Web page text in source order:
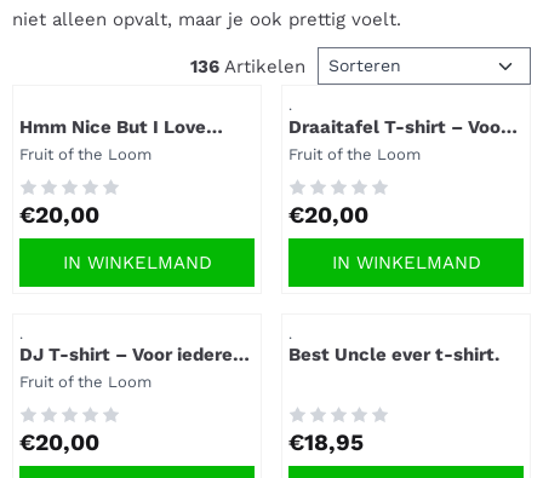
niet alleen opvalt, maar je ook prettig voelt.
136 Artikelen Sorteermethode
Hmm Nice But I Love
Amsterdam T-shirt
Merk:
Fruit of the Loom
Prijs: 20,00
€20,00
IN WINKELMAND
Artikelnummer
.
Draaitafel T-shirt – Voor
de echte vinyl- en
Merk:
Fruit of the Loom
Prijs: 20,00
€20,00
IN WINKELMAND
.
DJ T-shirt – Voor iedereen
met ritme in z’n hart
Merk:
Fruit of the Loom
Prijs: 20,00
€20,00
.
Best Uncle ever t-shirt.
Prijs: 18,95
€18,95